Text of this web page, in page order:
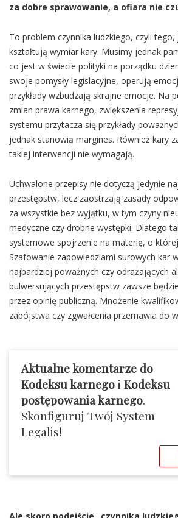
za dobre sprawowanie, a ofiara nie
To problem czynnika ludzkiego, czyli tego,
kształtują wymiar kary. Musimy jednak
co jest w świecie polityki na porządku
swoje pomysły legislacyjne, operują
przykłady wzbudzają skrajne emocje. Na
zmian prawa karnego, zwiększenia
systemu przytacza się przykłady
jednak stanowią margines. Również kary
takiej interwencji nie wymagają.
Uchwalone przepisy nie dotyczą jedynie
przestępstw, lecz zaostrzają zasady
za wszystkie bez wyjątku, w tym czyny
medyczne czy drobne występki. Dlatego
systemowe spojrzenie na materię, o
Szafowanie zapowiedziami surowych kar
najbardziej poważnych czy odrażających
bulwersujących przestępstw zawsze
przez opinię publiczną. Mnożenie
zabójstwa czy zgwałcenia przemawia do
Aktualne komentarze do
Kodeksu karnegoi Kodeksu
postępowania karnego.
Skonfiguruj Twój System
Legalis!
Ale skoro podejście „czynnika